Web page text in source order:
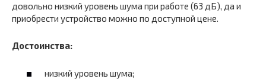
довольно низкий уровень шума при работе (63 дБ), да и
приобрести устройство можно по доступной цене.
Достоинства:
низкий уровень шума;